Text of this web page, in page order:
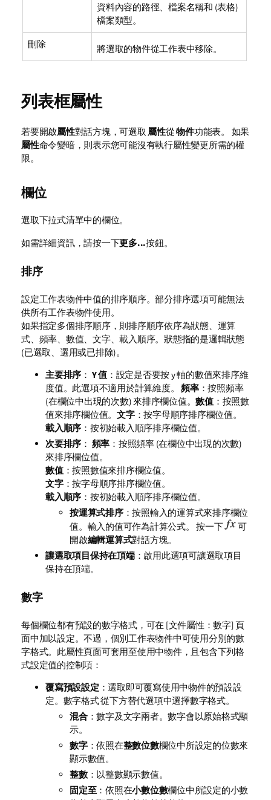
資料內容的路徑、檔案名稱和 (表格)
檔案類型。
刪除 將選取的物件從工作表中移除。
列表框屬性
若要開啟屬性對話方塊，可選取 屬性從物件功能表。 如果
屬性命令變暗，則表示您可能沒有執行屬性變更所需的權
限。
欄位
選取下拉式清單中的欄位。
如需詳細資訊，請按一下更多...按鈕。
排序
設定工作表物件中值的排序順序。部分排序選項可能無法
供所有工作表物件使用。
如果指定多個排序順序，則排序順序依序為狀態、運算
式、頻率、數值、文字、載入順序。 狀態指的是邏輯狀態
(已選取、選用或已排除)。
主要排序 ： Y 值：設定是否要按 y 軸的數值來排序維
度值。此選項不適用於計算維度。 頻率：按照頻率
(在欄位中出現的次數) 來排序欄位值。數值：按照數
值來排序欄位值。 文字：按字母順序排序欄位值。
載入順序 ：按初始載入順序排序欄位值。
次要排序 ： 頻率 ：按照頻率 (在欄位中出現的次數)
來排序欄位值。
數值：按照數值來排序欄位值。
文字：按字母順序排序欄位值。
載入順序 ：按初始載入順序排序欄位值。
按運算式排序：按照輸入的運算式來排序欄位
值。輸入的值可作為計算公式。 按一下
可
開啟編輯運算式對話方塊。
讓選取項目保持在頂端：啟用此選項可讓選取項目
保持在頂端。
數字
每個欄位都有預設的數字格式，可在 [文件屬性：數字] 頁
面中加以設定。不過，個別工作表物件中可使用分別的數
字格式。此屬性頁面可套用至使用中物件，且包含下列格
式設定值的控制項：
覆寫預設設定 ：選取即可覆寫使用中物件的預設設
定。數字格式 從下方替代選項中選擇數字格式。
混合：數字及文字兩者。數字會以原始格式顯
示。
數字：依照在整數位數欄位中所設定的位數來
顯示數值。
整數：以整數顯示數值。
固定至：依照在小數位數欄位中所設定的小數